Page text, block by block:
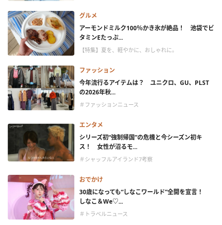
グルメ
アーモンドミルク100％かき氷が絶品！ 池袋でビ
タミンEたっぷ...
【特集】夏を、軽やかに、おしゃれに。
ファッション
今年流行るアイテムは？ ユニクロ、GU、PLST
の2026年秋...
＃ファッションニュース
エンタメ
シリーズ初“強制帰国”の危機と今シーズン初キ
ス！ 女性が沼るモ...
＃シャッフルアイランド7考察
おでかけ
30歳になっても“しなこワールド”全開を宣言！
しなこ＆We♡...
＃トラベルニュース